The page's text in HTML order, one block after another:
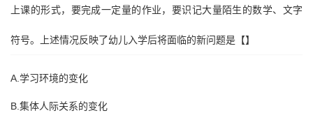
上课的形式，要完成一定量的作业，要识记大量陌生的数学、文字
符号。上述情况反映了幼儿入学后将面临的新问题是【】
A.学习环境的变化
B.集体人际关系的变化